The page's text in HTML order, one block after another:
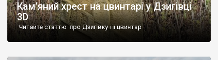
Кам’яний хрест на цвинтарі у Дзигівці
3D
Читайте статтю про Дзигівку і її цвинтар